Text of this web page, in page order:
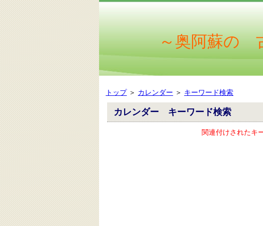
～奥阿蘇の
トップ＞ カレンダー ＞ キーワード検索
カレンダー キーワード検索
関連付けされたキ